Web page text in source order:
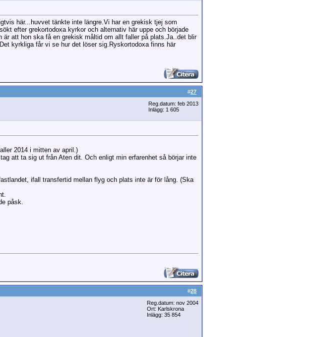
här...huvvet tänkte inte längre.Vi har en grekisk tjej som
efter grekortodoxa kyrkor och alternativ här uppe och började
att hon ska få en grekisk måltid om allt faller på plats.Ja..det blir
kyrkliga får vi se hur det löser sig.Ryskortodoxa finns här
#27
Reg.datum: feb 2013
Inlägg: 1 605
2014 i mitten av april.)
att ta sig ut från Aten dit. Och enligt min erfarenhet så börjar inte
ifall transfertid mellan flyg och plats inte är för lång. (Ska
påsk.
#28
Reg.datum: nov 2004
Ort: Karlskrona
Inlägg: 35 854